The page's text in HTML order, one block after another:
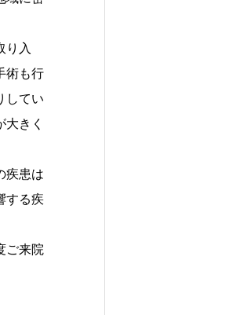
り入
術も行
してい
きく
疾患は
する疾
ご来院